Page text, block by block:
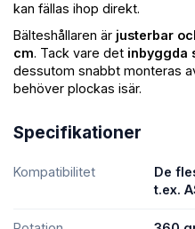
kan fällas ihop direkt.
Bälteshållaren är justerbar
cm. Tack vare det inbyggda
dessutom snabbt monteras
behöver plockas isär.
Specifikationer
Kompatibilitet
De
t.ex.